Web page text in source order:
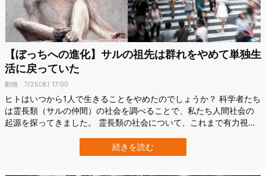
【ぼっちへの進化】サルの祖先は群れをやめて単独生
活に戻っていた
動物 7/25(木) 17:00
ヒトはいつから1人で生きることをやめたのでしょうか？ 科学者たち
は霊長類（サルの仲間）の社会を調べることで、私たち人間社会の
起源を探ってきました。 霊長類の社会について、これまで有力視さ
時間が経つにつれて群れで生活をする種が出現した」というもので
す。 元々は独りで生きていた生物が、仲間と協力し合う利点を見つ
続きを読む